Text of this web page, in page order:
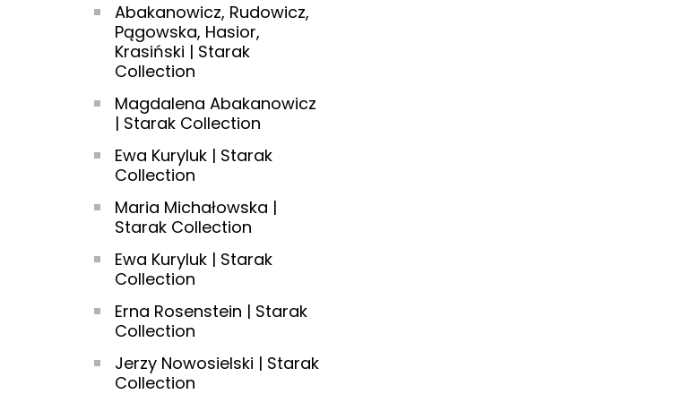
Abakanowicz, Rudowicz,
Pągowska, Hasior,
Krasiński | Starak
Collection
Magdalena Abakanowicz
| Starak Collection
Ewa Kuryluk | Starak
Collection
Maria Michałowska |
Starak Collection
Ewa Kuryluk | Starak
Collection
Erna Rosenstein | Starak
Collection
Jerzy Nowosielski | Starak
Collection